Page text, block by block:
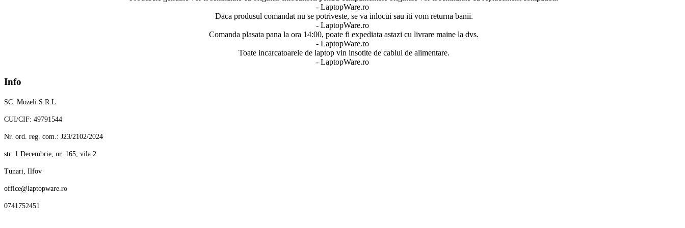
- LaptopWare.ro
Daca produsul comandat nu se potriveste, se va inlocui sau iti vom returna banii.
- LaptopWare.ro
Comanda plasata pana la ora 14:00, poate fi expediata astazi cu livrare maine la dvs.
- LaptopWare.ro
Toate incarcatoarele de laptop vin insotite de cablul de alimentare.
- LaptopWare.ro
Info
SC. Mozeli S.R.L
CUI/CIF: 49791544
Nr. ord. reg. com.: J23/2102/2024
str. 1 Decembrie, nr. 165, vila 2
Tunari, Ilfov
office@laptopware.ro
0741752451